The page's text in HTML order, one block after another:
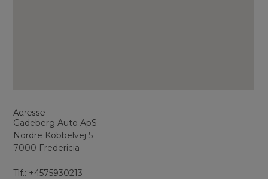
Adresse
Gadeberg Auto ApS
Nordre Kobbelvej 5
7000 Fredericia
Tlf.: +4575930213